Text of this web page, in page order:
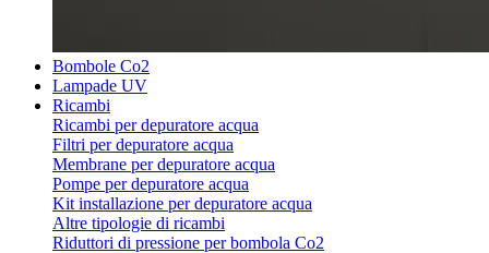
Bombole Co2
Lampade UV
Ricambi
Ricambi per depuratore acqua
Filtri per depuratore acqua
Membrane per depuratore acqua
Pompe per depuratore acqua
Kit installazione per depuratore acqua
Altre tipologie di ricambi
Riduttori di pressione per bombola Co2